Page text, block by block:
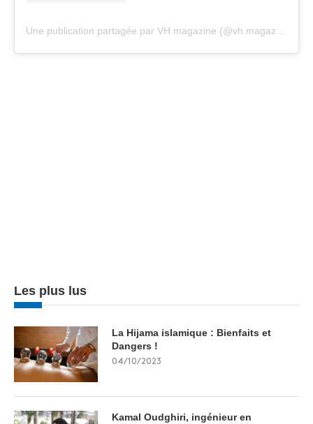
Une publication partagée par VH magazine (@vh.magazine)
Les plus lus
La Hijama islamique : Bienfaits et
Dangers !
04/10/2023
Kamal Oudghiri, ingénieur en